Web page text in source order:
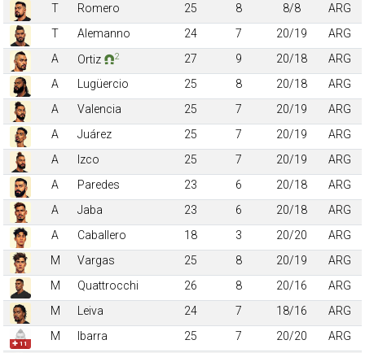
T
Romero 25 8 8/8
ARG
T
Alemanno 24 7 20/19
ARG
A
Ortiz 2 27 9 20/18
ARG
A
Lugüercio 25 8 20/18
ARG
A
Valencia 25 7 20/19
ARG
A
Juárez 25 7 20/19
ARG
A
Izco 25 7 20/19
ARG
A
Paredes 23 6 20/18
ARG
A
Jaba 23 6 20/18
ARG
A
Caballero 18 3 20/20
ARG
M
Vargas 25 8 20/19
ARG
M
Quattrocchi 26 8 20/16
ARG
M
Leiva 24 7 18/16 ARG
✚ 11
M Ibarra 25 7 20/20
ARG